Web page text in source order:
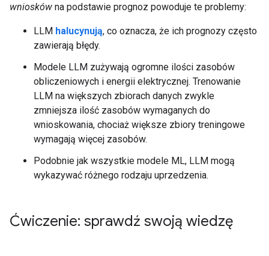
wniosków na podstawie prognoz powoduje te problemy:
LLM halucynują, co oznacza, że ich prognozy często
zawierają błędy.
Modele LLM zużywają ogromne ilości zasobów
obliczeniowych i energii elektrycznej. Trenowanie
LLM na większych zbiorach danych zwykle
zmniejsza ilość zasobów wymaganych do
wnioskowania, chociaż większe zbiory treningowe
wymagają więcej zasobów.
Podobnie jak wszystkie modele ML, LLM mogą
wykazywać różnego rodzaju uprzedzenia.
Ćwiczenie: sprawdź swoją wiedzę